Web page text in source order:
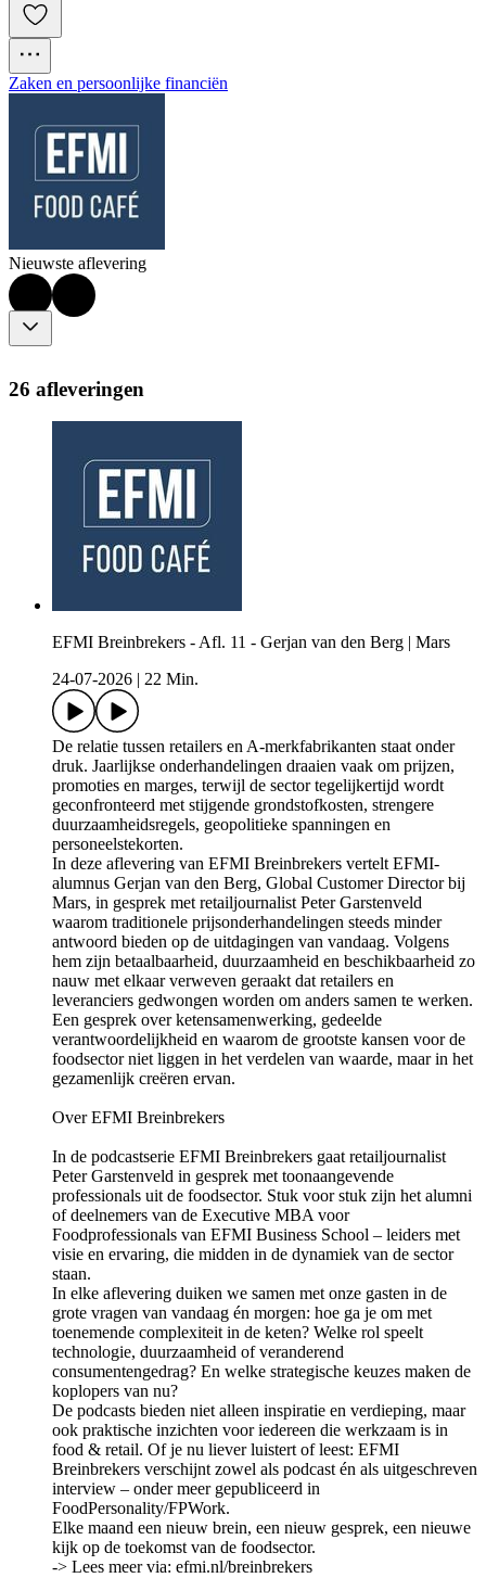
Zaken en persoonlijke financiën
Nieuwste aflevering
26 afleveringen
EFMI Breinbrekers - Afl. 11 - Gerjan van den Berg | Mars
24-07-2026
22 Min.
De relatie tussen retailers en A-merkfabrikanten staat onder
druk. Jaarlijkse onderhandelingen draaien vaak om prijzen,
promoties en marges, terwijl de sector tegelijkertijd wordt
geconfronteerd met stijgende grondstofkosten, strengere
duurzaamheidsregels, geopolitieke spanningen en
personeelstekorten.
In deze aflevering van EFMI Breinbrekers vertelt EFMI-
alumnus Gerjan van den Berg, Global Customer Director bij
Mars, in gesprek met retailjournalist Peter Garstenveld
waarom traditionele prijsonderhandelingen steeds minder
antwoord bieden op de uitdagingen van vandaag. Volgens
hem zijn betaalbaarheid, duurzaamheid en beschikbaarheid zo
nauw met elkaar verweven geraakt dat retailers en
leveranciers gedwongen worden om anders samen te werken.
Een gesprek over ketensamenwerking, gedeelde
verantwoordelijkheid en waarom de grootste kansen voor de
foodsector niet liggen in het verdelen van waarde, maar in het
gezamenlijk creëren ervan.
Over EFMI Breinbrekers
In de podcastserie EFMI Breinbrekers gaat retailjournalist
Peter Garstenveld in gesprek met toonaangevende
professionals uit de foodsector. Stuk voor stuk zijn het alumni
of deelnemers van de ⁠⁠⁠⁠⁠⁠Executive MBA voor
Foodprofessionals⁠⁠⁠ van EFMI Business School – leiders met
visie en ervaring, die midden in de dynamiek van de sector
staan.
In elke aflevering duiken we samen met onze gasten in de
grote vragen van vandaag én morgen: hoe ga je om met
toenemende complexiteit in de keten? Welke rol speelt
technologie, duurzaamheid of veranderend
consumentengedrag? En welke strategische keuzes maken de
koplopers van nu?
De podcasts bieden niet alleen inspiratie en verdieping, maar
ook praktische inzichten voor iedereen die werkzaam is in
food & retail. Of je nu liever luistert of leest: EFMI
Breinbrekers verschijnt zowel als podcast én als uitgeschreven
interview – onder meer gepubliceerd in
FoodPersonality/FPWork.
Elke maand een nieuw brein, een nieuw gesprek, een nieuwe
kijk op de toekomst van de foodsector.
-> Lees meer via: ⁠⁠⁠efmi.nl/breinbrekers⁠⁠⁠